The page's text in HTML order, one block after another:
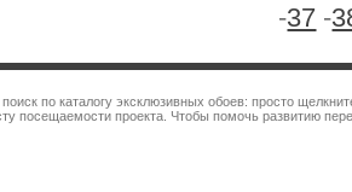
-37 -
по каталогу эксклюзивных обоев: просто
посещаемости проекта. Чтобы помочь развитию